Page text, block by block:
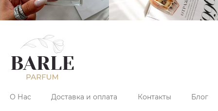
О Нас Доставка и оплата Контакты Блог